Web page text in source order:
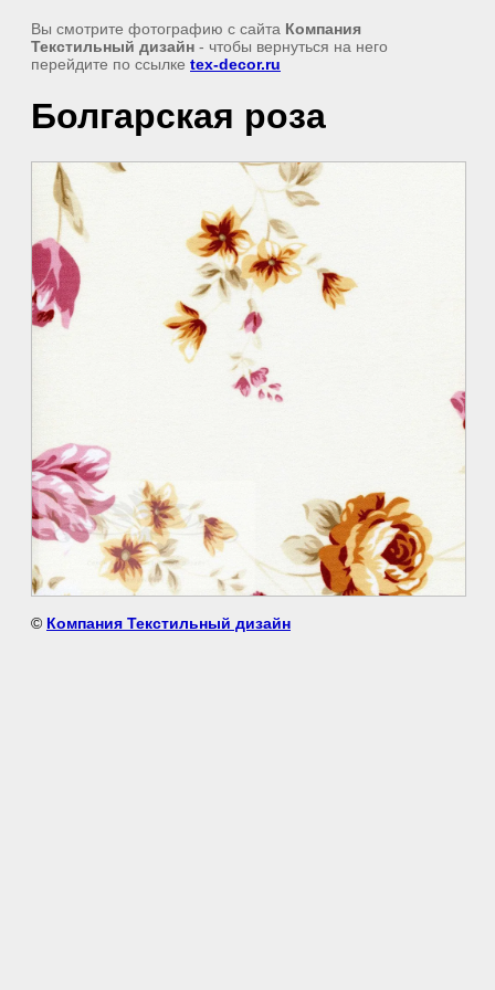
Вы смотрите фотографию с сайта Компания
Текстильный дизайн - чтобы вернуться на него
перейдите по ссылке tex-decor.ru
Болгарская роза
© Компания Текстильный дизайн